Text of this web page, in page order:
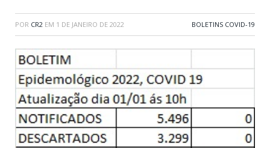
POR CR2 EM 1 DE JANEIRO DE 2022 BOLETINS COVID-19